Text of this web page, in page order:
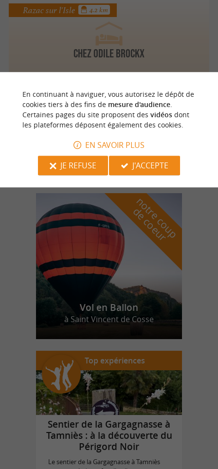
Chez Odile Brockx
Razac sur l'Isle 4.2 km
Maison d'hôtes de La Fabrique
Saint Astier 4.8 km
n
o
t
r
e
c
o
u
p
d
e
c
o
e
u
r
Vol en Ballon
à Saint Vincent de Cosse
Top expériences
Sentier de la Gargagnasse à
Tamniès : à la découverte du
Périgord Noir
Le sentier de la Gargagnasse à Tamniès
En continuant à naviguer, vous autorisez le dépôt de
cookies tiers à des fins de mesure d'audience.
Certaines pages du site proposent des vidéosdont
les plateformes déposent également des cookies.
EN SAVOIR PLUS
JE REFUSE
J'ACCEPTE